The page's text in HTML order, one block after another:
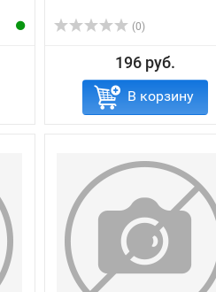
(0)
196 руб.
В корзину